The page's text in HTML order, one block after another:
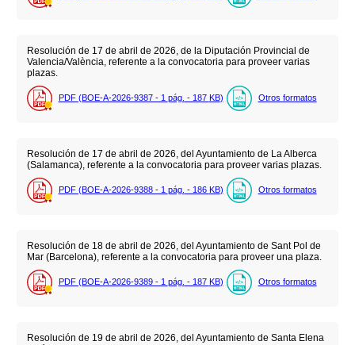
Resolución de 17 de abril de 2026, de la Diputación Provincial de
Valencia/València, referente a la convocatoria para proveer varias
plazas.
PDF (BOE-A-2026-9387 - 1 pág. - 187 KB) Otros formatos
Resolución de 17 de abril de 2026, del Ayuntamiento de La Alberca
(Salamanca), referente a la convocatoria para proveer varias plazas.
PDF (BOE-A-2026-9388 - 1 pág. - 186 KB) Otros formatos
Resolución de 18 de abril de 2026, del Ayuntamiento de Sant Pol de
Mar (Barcelona), referente a la convocatoria para proveer una plaza.
PDF (BOE-A-2026-9389 - 1 pág. - 187 KB) Otros formatos
Resolución de 19 de abril de 2026, del Ayuntamiento de Santa Elena